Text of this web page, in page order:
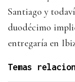
Santiago y
duodécimo
entregaría en
Temas